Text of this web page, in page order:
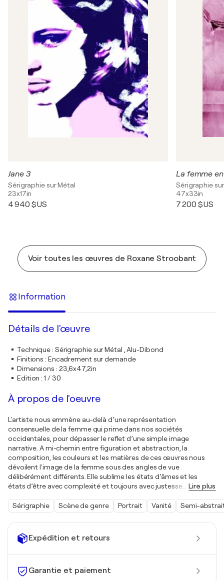
Expédition et retours
Garantie et paiement
Jane 3
Sérigraphie sur Métal
23x17in
4 940 $US
La femme
Sérigraphie
47x33in
7 200 $US
Voir toutes les œuvres de Roxane Stroobant
Information
Détails de l'œuvre
Technique: Sérigraphie sur Métal , Alu-Dibond
Finitions : Encadrement sur demande
Dimensions : 23,6x47,2in
Edition :1 / 30
À propos de l'oeuvre
L'artiste nous emmène au-delà d’une représentation
consensuelle de la femme qui prime dans nos sociétés
occidentales, pour dépasser le reflet d’une simple image
narrative. A mi-chemin entre figuration et abstraction, la
composition, les couleurs et les matières de ces œuvres nous
dévoilent l'image de la femme sous des angles de vue
délibérément différents. Elle sublime les états d’âmes et les
états d’être avec complexité et toujours avec justesse.
Lire plus
Sérigraphie Scène de genre Portrait Vanité Semi-